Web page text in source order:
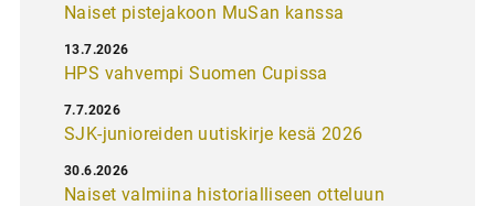
Naiset pistejakoon MuSan kanssa
HPS vahvempi Suomen Cupissa
13.7.2026
SJK-junioreiden uutiskirje kesä 2026
7.7.2026
Naiset valmiina historialliseen otteluun
30.6.2026